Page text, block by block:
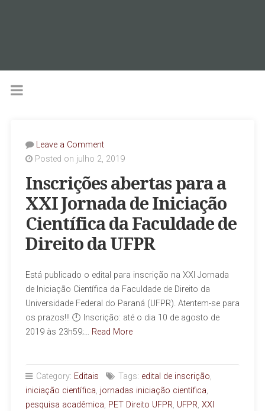
Leave a Comment
Posted on julho 2, 2019
Inscrições abertas para a
XXI Jornada de Iniciação
Científica da Faculdade de
Direito da UFPR
Está publicado o edital para inscrição na XXI Jornada
de Iniciação Científica da Faculdade de Direito da
Universidade Federal do Paraná (UFPR). Atentem-se para
os prazos!!! 🕛 Inscrição: até o dia 10 de agosto de
2019 às 23h59;… Read More
Category: Editais Tags: edital de inscrição,
iniciação científica, jornadas iniciação científica,
pesquisa acadêmica, PET Direito UFPR, UFPR, XXI